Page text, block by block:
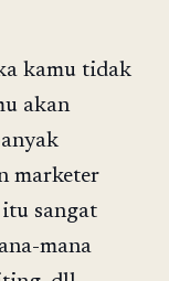
kamu tidak
akan
marketer
sangat
mana